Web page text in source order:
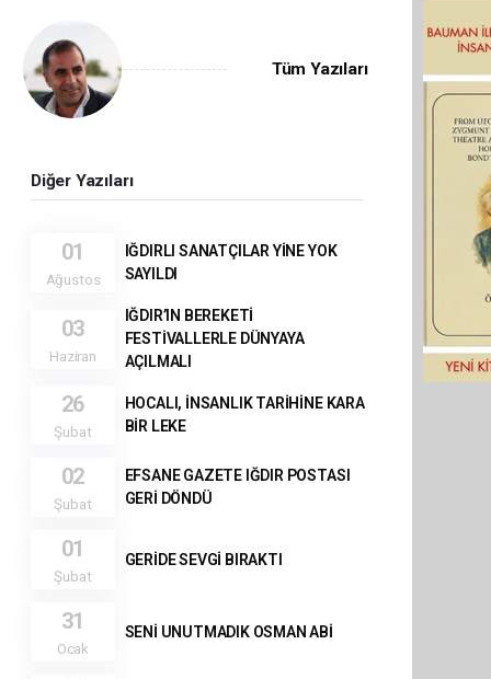
Tüm Yazıları
Diğer Yazıları
01
Ağustos
IĞDIRLI SANATÇILAR YİNE YOK
SAYILDI
03
Haziran
IĞDIR’IN BEREKETİ
FESTİVALLERLE DÜNYAYA
AÇILMALI
26
Şubat
HOCALI, İNSANLIK TARİHİNE KARA
BİR LEKE
02
Şubat
EFSANE GAZETE IĞDIR POSTASI
GERİ DÖNDÜ
01
Şubat
GERİDE SEVGİ BIRAKTI
31
Ocak
SENİ UNUTMADIK OSMAN ABİ